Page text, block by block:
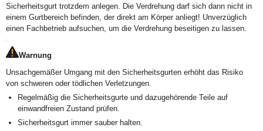
Sicherheitsgurt trotzdem anlegen. Die Verdrehung darf sich dann nicht in
einem Gurtbereich befinden, der direkt am Körper anliegt! Unverzüglich
einen Fachbetrieb aufsuchen, um die Verdrehung beseitigen zu lassen.
Warnung
Unsachgemäßer Umgang mit den Sicherheitsgurten erhöht das Risiko
von schweren oder tödlichen Verletzungen.
Regelmäßig die Sicherheitsgurte und dazugehörende Teile auf
einwandfreien Zustand prüfen.
Sicherheitsgurt immer sauber halten.